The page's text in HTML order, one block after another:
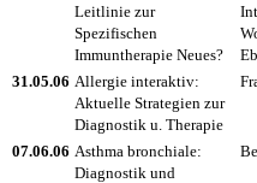
Leitlinie zur
Spezifischen
Immuntherapie Neues?
31.05.06 Allergie interaktiv:
Aktuelle Strategien zur
Diagnostik u. Therapie
07.06.06 Asthma bronchiale:
Diagnostik und